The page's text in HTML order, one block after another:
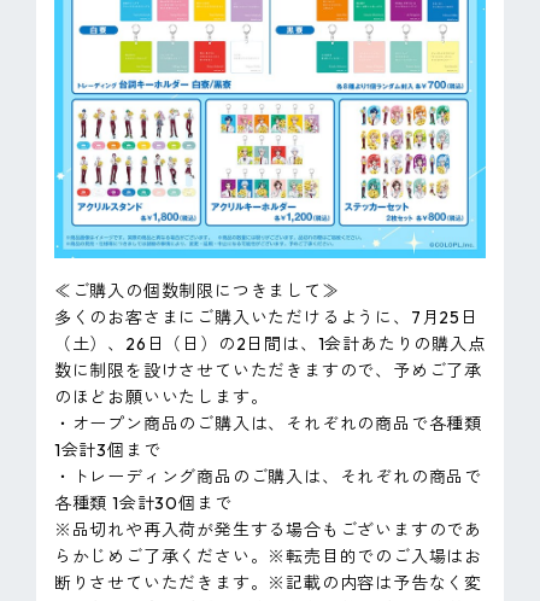
≪ご購入の個数制限につきまして≫
多くのお客さまにご購入いただけるように、7月25日
（土）、26日（日）の2日間は、1会計あたりの購入点
数に制限を設けさせていただきますので、予めご了承
のほどお願いいたします。
・オープン商品のご購入は、それぞれの商品で各種類
1会計3個まで
・トレーディング商品のご購入は、それぞれの商品で
各種類 1会計30個まで
※品切れや再入荷が発生する場合もございますのであ
らかじめご了承ください。※転売目的でのご入場はお
断りさせていただきます。※記載の内容は予告なく変